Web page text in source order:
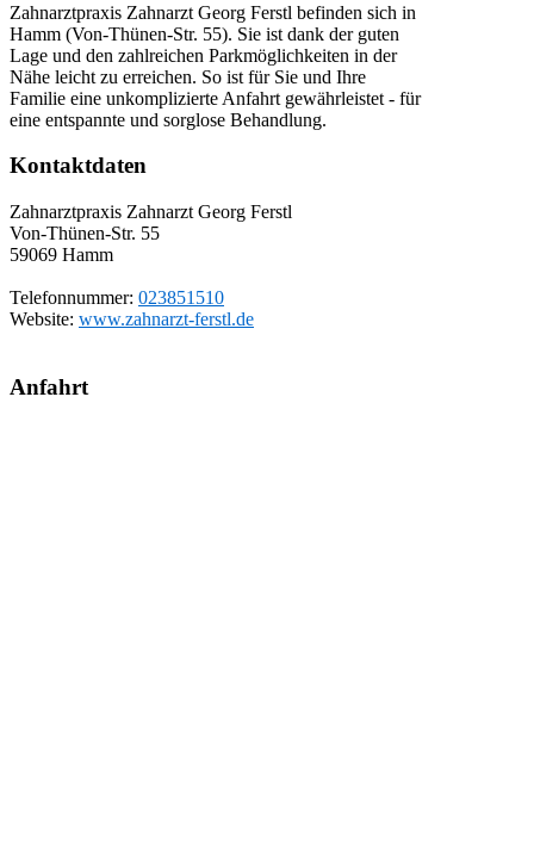
Zahnarztpraxis Zahnarzt Georg Ferstl befinden sich in
Hamm (Von-Thünen-Str. 55). Sie ist dank der guten
Lage und den zahlreichen Parkmöglichkeiten in der
Nähe leicht zu erreichen. So ist für Sie und Ihre
Familie eine unkomplizierte Anfahrt gewährleistet - für
eine entspannte und sorglose Behandlung.
Kontaktdaten
Zahnarztpraxis Zahnarzt Georg Ferstl
Von-Thünen-Str. 55
59069 Hamm
Telefonnummer: 023851510
Website: www.zahnarzt-ferstl.de
Anfahrt